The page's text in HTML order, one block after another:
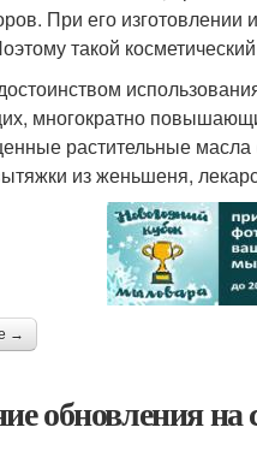
При его
такой
многократно
растительные
из женьшеня,
→
обновления на